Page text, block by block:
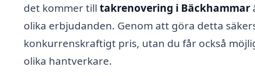
det kommer till takrenovering i Bäckhammar
olika erbjudanden. Genom att göra detta
konkurrenskraftigt pris, utan du får också
olika hantverkare.